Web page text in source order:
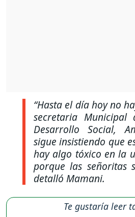
“Hasta el día hoy no
secretaria Municipal
Desarrollo Social,
sigue insistiendo que
hay algo tóxico en la
porque las señoritas
detalló Mamani.
Te gustaría leer